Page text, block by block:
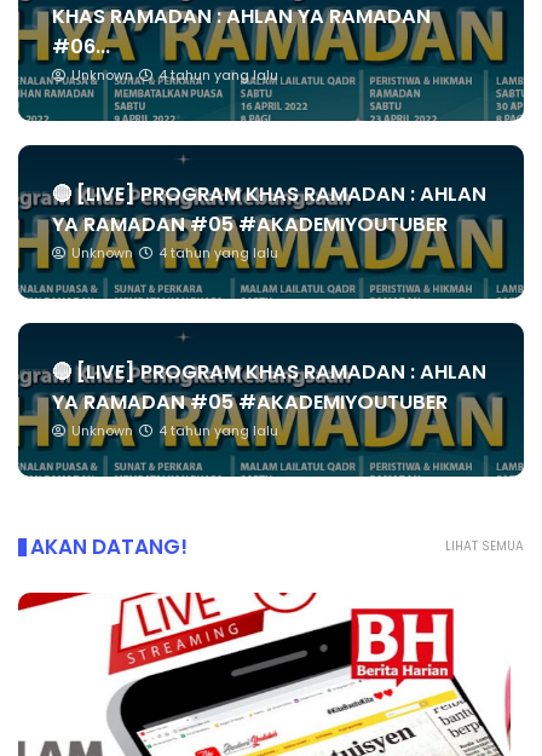
KHAS RAMADAN : AHLAN YA RAMADAN
#06...
Unknown 4 tahun yang lalu
🔴 [LIVE] PROGRAM KHAS RAMADAN : AHLAN
YA RAMADAN #05 #AKADEMIYOUTUBER
Unknown 4 tahun yang lalu
🔴 [LIVE] PROGRAM KHAS RAMADAN : AHLAN
YA RAMADAN #05 #AKADEMIYOUTUBER
Unknown 4 tahun yang lalu
LIHAT SEMUA
AKAN DATANG!